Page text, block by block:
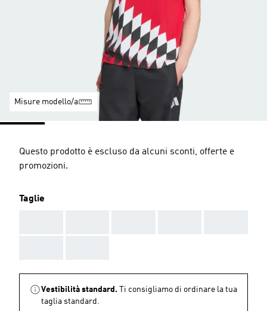
Misure modello/a
Questo prodotto è escluso da alcuni sconti, offerte e
promozioni.
Taglie
Vestibilità standard.
Ti consigliamo di ordinare la tua
taglia standard.